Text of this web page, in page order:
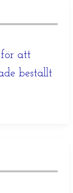
att
beställt